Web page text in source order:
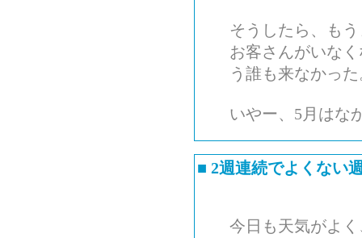
そうしたら、も
お客さんがいな
う誰も来なかっ
いやー、5月はな
■ 2週連続でよくない
今日も天気がよ